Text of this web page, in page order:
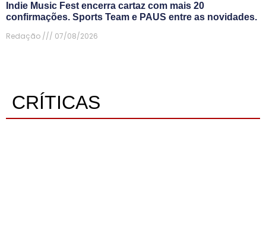
Indie Music Fest encerra cartaz com mais 20
confirmações. Sports Team e PAUS entre as novidades.
Redação
07/08/2026
CRÍTICAS